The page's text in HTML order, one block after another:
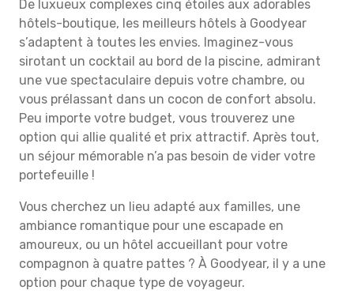
De luxueux complexes cinq étoiles aux adorables
hôtels-boutique, les meilleurs hôtels à Goodyear
s’adaptent à toutes les envies. Imaginez-vous
sirotant un cocktail au bord de la piscine, admirant
une vue spectaculaire depuis votre chambre, ou
vous prélassant dans un cocon de confort absolu.
Peu importe votre budget, vous trouverez une
option qui allie qualité et prix attractif. Après tout,
un séjour mémorable n’a pas besoin de vider votre
portefeuille !
Vous cherchez un lieu adapté aux familles, une
ambiance romantique pour une escapade en
amoureux, ou un hôtel accueillant pour votre
compagnon à quatre pattes ? À Goodyear, il y a une
option pour chaque type de voyageur.